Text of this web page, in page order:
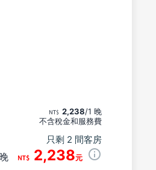
2,238/1 晚
不含稅金和服務費
只剩 2 間客房
2,238元